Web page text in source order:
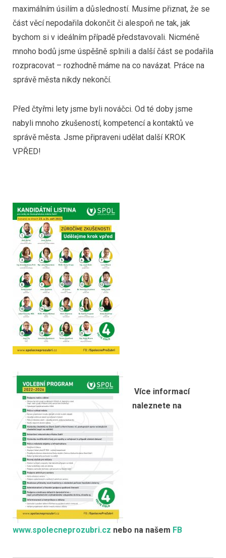
maximálním úsilím a důsledností. Musíme přiznat, že se
část věcí nepodařila dokončit či alespoň ne tak, jak
bychom si v ideálním případě představovali. Nicméně
mnoho bodů jsme úspěšně splnili a další část se podařila
rozpracovat – rozhodně máme na co navázat. Práce na
správě města nikdy nekončí.
Před čtyřmi lety jsme byli nováčci. Od té doby jsme
nabyli mnoho zkušeností, kompetencí a kontaktů ve
správě města. Jsme připraveni udělat další KROK
VPŘED!
Více informací
naleznete na
www.spolecneprozubri.cz nebo na našem FB